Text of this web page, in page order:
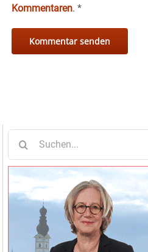
Kommentaren. *
nach: